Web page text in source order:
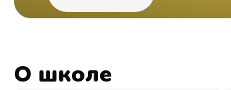
О школе